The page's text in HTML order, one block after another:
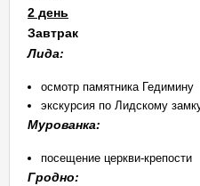
2 день
Завтрак
Лида:
осмотр памятника Гедимину
экскурсия по Лидскому
Мурованка:
посещение церкви-крепости
Гродно: